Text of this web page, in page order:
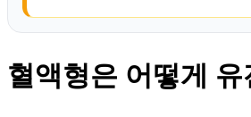
혈액형은 어떻게 유